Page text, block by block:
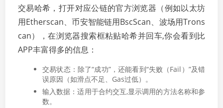
交易哈希，打开对应公链的官方浏览器（例如以太坊
用Etherscan、币安智能链用BscScan、波场用Trons
can），在浏览器搜索框粘贴哈希并回车,你会看到比
APP丰富得多的信息：
交易状态：除了“成功”，还能看到“失败（Fail）”及错
误原因（如滑点不足、Gas过低）。
输入数据：适用于合约交互,显示调用的方法名称和参
数。